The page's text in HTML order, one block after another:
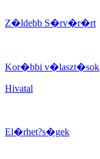
Z�ldebb S�rv�r�rt
Kor�bbi v�laszt�sok
Hivatal
El�rhet?s�gek